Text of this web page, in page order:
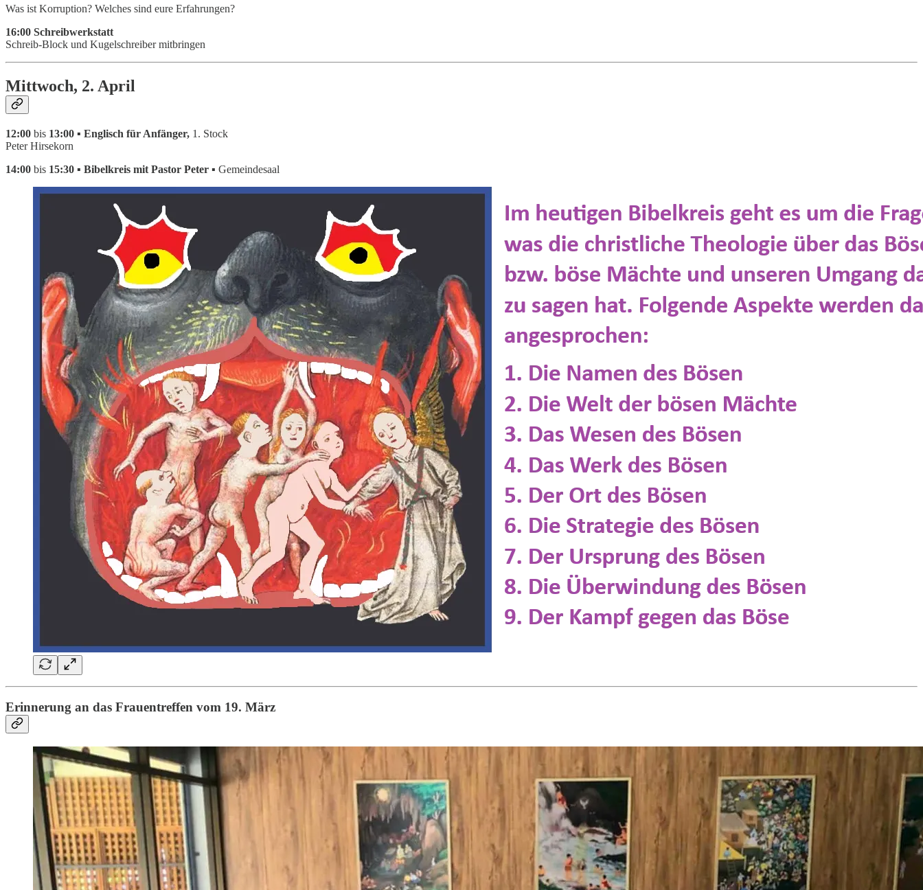
Was ist Korruption? Welches sind eure Erfahrungen?
16:00 Schreibwerkstatt
Schreib-Block und Kugelschreiber mitbringen
Mittwoch, 2. April
12:00 bis 13:00 ▪ Englisch für Anfänger, 1. Stock
Peter Hirsekorn
14:00 bis 15:30 ▪ Bibelkreis mit Pastor Peter ▪ Gemeindesaal
Erinnerung an das Frauentreffen vom 19. März